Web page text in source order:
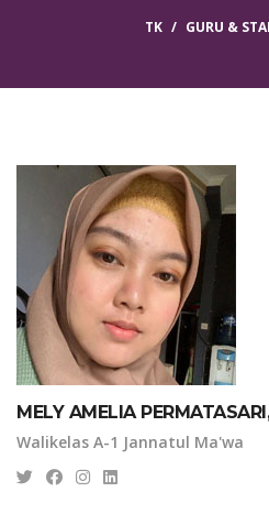
TK GURU &
MELY AMELIA
Walikelas A-1 Jannatul Ma'wa